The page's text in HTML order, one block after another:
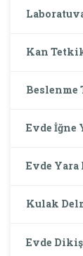
Kan
Beslenme
Evde İğne
Evde Yara
Kulak
Evde